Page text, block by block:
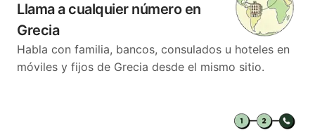
Llama a cualquier número en
Grecia
Habla con familia, bancos, consulados u hoteles en
móviles y fijos de Grecia desde el mismo sitio.